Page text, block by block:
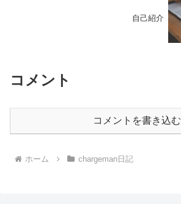
自己紹介
コメント
コメントを書き込む
ホーム chargeman日記